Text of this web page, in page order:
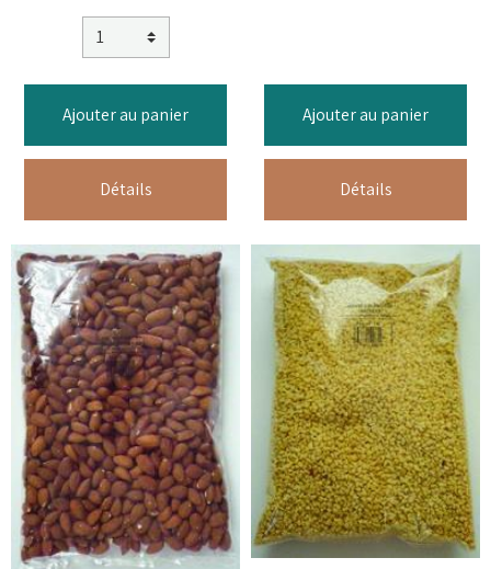
Ajouter au panier
Détails
Ajouter au panier
Détails